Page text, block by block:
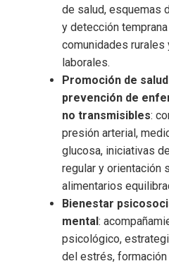
de salud, esquemas
y detección
comunidades rurales
laborales.
Promoción de
prevención de
no transmisibles:
presión arterial,
glucosa, iniciativas
regular y orientación
alimentarios
Bienestar
mental :
psicológico,
del estrés,